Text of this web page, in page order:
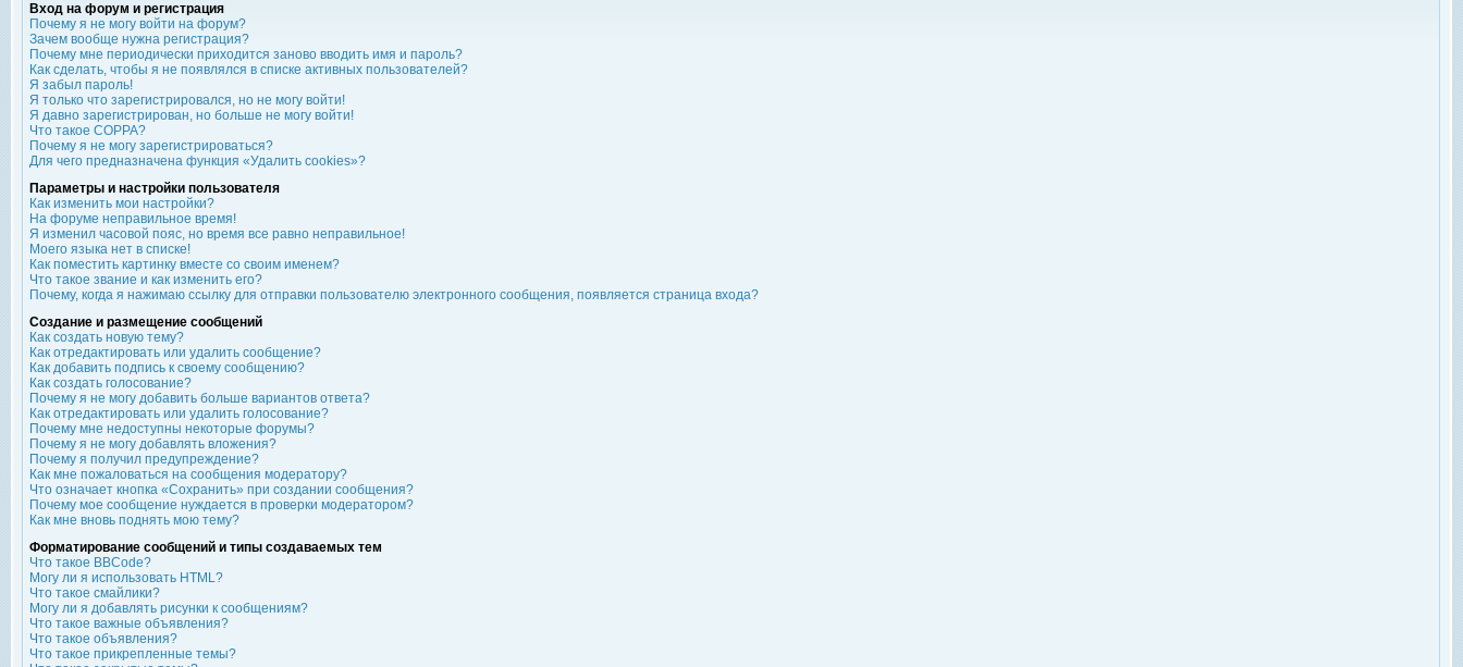
Вход на форум и регистрация
Почему я не могу войти на форум?
Зачем вообще нужна регистрация?
Почему мне периодически приходится заново вводить имя и пароль?
Как сделать, чтобы я не появлялся в списке активных пользователей?
Я забыл пароль!
Я только что зарегистрировался, но не могу войти!
Я давно зарегистрирован, но больше не могу войти!
Что такое COPPA?
Почему я не могу зарегистрироваться?
Для чего предназначена функция «Удалить cookies»?
Параметры и настройки пользователя
Как изменить мои настройки?
На форуме неправильное время!
Я изменил часовой пояс, но время все равно неправильное!
Моего языка нет в списке!
Как поместить картинку вместе со своим именем?
Что такое звание и как изменить его?
Почему, когда я нажимаю ссылку для отправки пользователю электронного сообщения, появляется страница входа?
Создание и размещение сообщений
Как создать новую тему?
Как отредактировать или удалить сообщение?
Как добавить подпись к своему сообщению?
Как создать голосование?
Почему я не могу добавить больше вариантов ответа?
Как отредактировать или удалить голосование?
Почему мне недоступны некоторые форумы?
Почему я не могу добавлять вложения?
Почему я получил предупреждение?
Как мне пожаловаться на сообщения модератору?
Что означает кнопка «Сохранить» при создании сообщения?
Почему мое сообщение нуждается в проверки модератором?
Как мне вновь поднять мою тему?
Форматирование сообщений и типы создаваемых тем
Что такое BBCode?
Могу ли я использовать HTML?
Что такое смайлики?
Могу ли я добавлять рисунки к сообщениям?
Что такое важные объявления?
Что такое объявления?
Что такое прикрепленные темы?